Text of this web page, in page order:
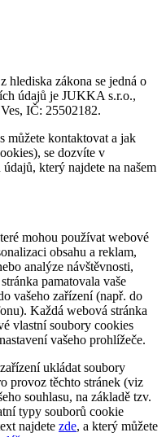
hlediska zákona se jedná o
údajů je JUKKA s.r.o.,
IČ: 25502182.
můžete kontaktovat a jak
se dozvíte v
který najdete na našem
mohou používat webové
obsahu a reklam,
analýze návštěvnosti,
pamatovala vaše
vašeho zařízení (např. do
Každá webová stránka
vlastní soubory cookies
vašeho prohlížeče.
ukládat soubory
provoz těchto stránek (viz
souhlasu, na základě tzv.
typy souborů cookie
najdete zde, a který můžete